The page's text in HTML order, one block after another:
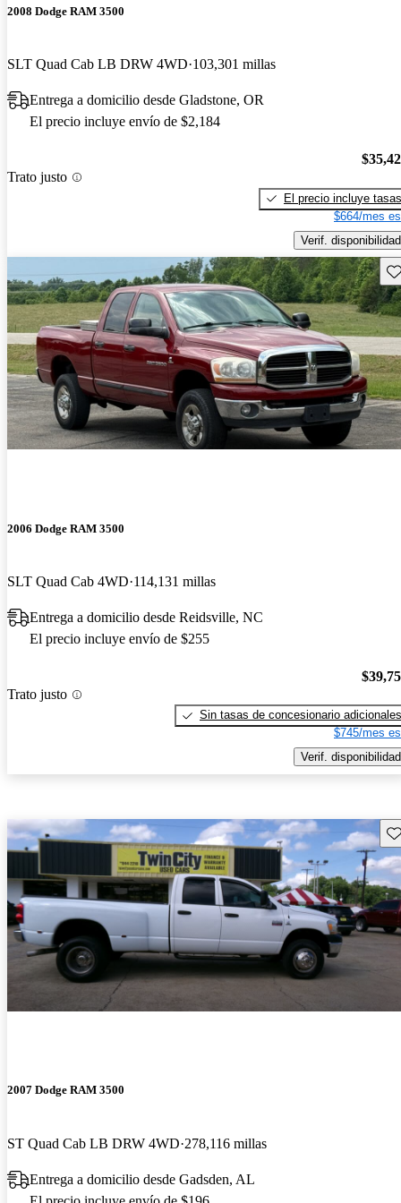
2008 Dodge RAM 3500
SLT Quad Cab LB DRW 4WD 103,301 millas
Entrega a domicilio desde Gladstone, OR
El precio incluye envío de $2,184
Trato justo
El precio incluye tasas
$664/mes
Verif. disponibilidad
2006 Dodge RAM 3500
SLT Quad Cab 4WD 114,131 millas
Entrega a domicilio desde Reidsville, NC
El precio incluye envío de $255
Trato justo
Sin tasas de concesionario adicionales
$745/mes
Verif. disponibilidad
2007 Dodge RAM 3500
ST Quad Cab LB DRW 4WD 278,116 millas
Entrega a domicilio desde Gadsden, AL